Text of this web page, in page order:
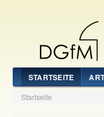
STARTSEITE
Startseite